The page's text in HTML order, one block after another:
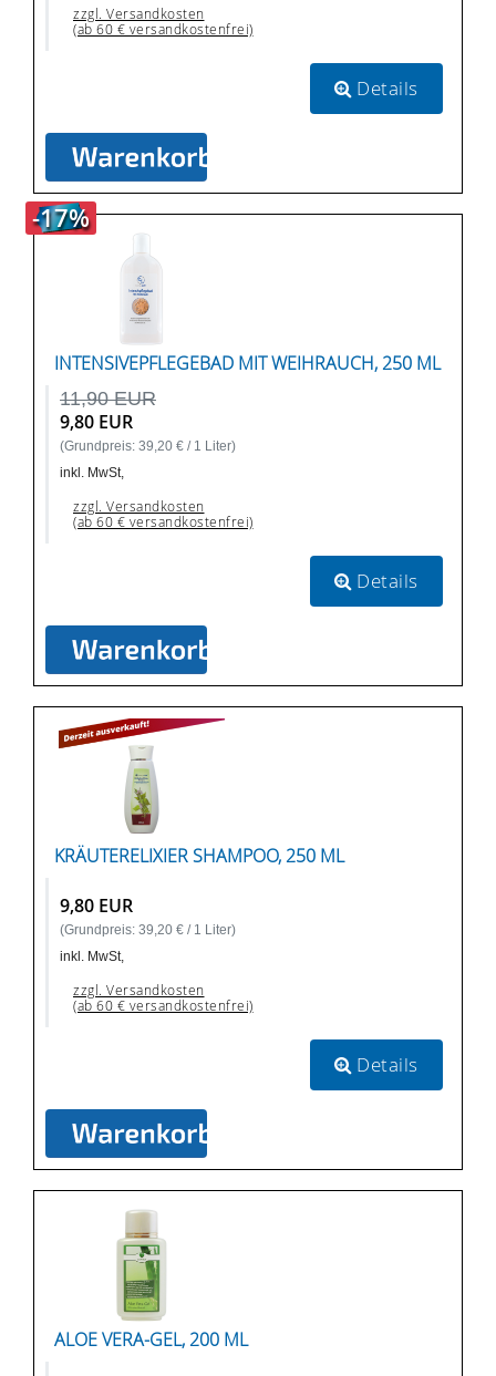
zzgl. Versandkosten
(ab 60 € versandkostenfrei)
Details
-17%
INTENSIVEPFLEGEBAD MIT WEIHRAUCH, 250 ML
11,90 EUR
9,80 EUR
(Grundpreis: 39,20 € / 1 Liter)
inkl. MwSt,
zzgl. Versandkosten
(ab 60 € versandkostenfrei)
Details
KRÄUTERELIXIER SHAMPOO, 250 ML
9,80 EUR
(Grundpreis: 39,20 € / 1 Liter)
inkl. MwSt,
zzgl. Versandkosten
(ab 60 € versandkostenfrei)
Details
ALOE VERA-GEL, 200 ML